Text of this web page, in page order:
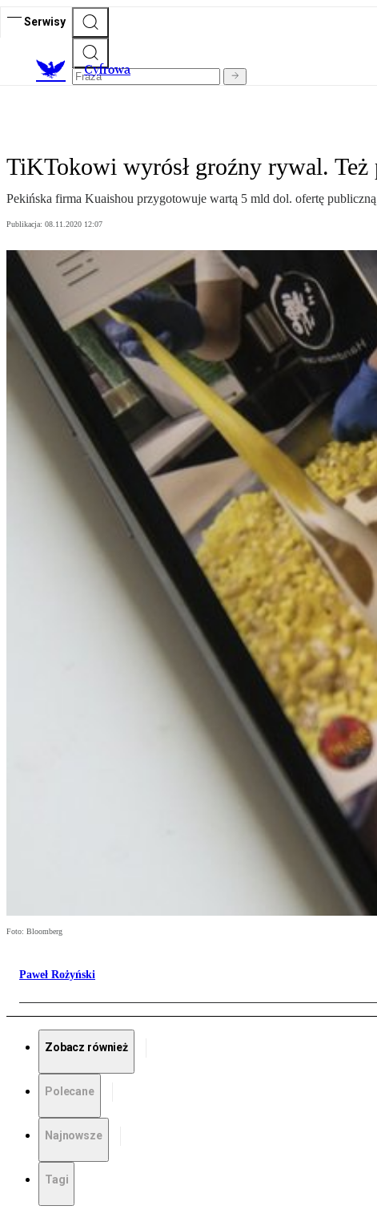
Serwisy
Cyfrowa
TiKTokowi wyrósł groźny rywal. Też
Pekińska firma Kuaishou przygotowuje wartą 5 mld dol. ofertę
Publikacja: 08.11.2020 12:07
Foto: Bloomberg
Paweł Rożyński
Zobacz również
Polecane
Najnowsze
Tagi